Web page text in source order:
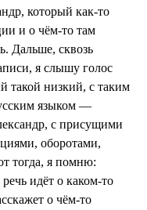
который как-то
и о чём-то там
Дальше, сквозь
я слышу голос
такой низкий, с таким
языком —
с присущими
оборотами,
тогда, я помню:
идёт о каком-то
о чём-то